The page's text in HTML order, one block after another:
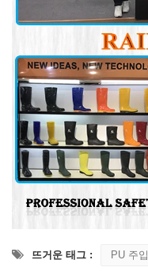
뜨거운 태그 : PU 주입